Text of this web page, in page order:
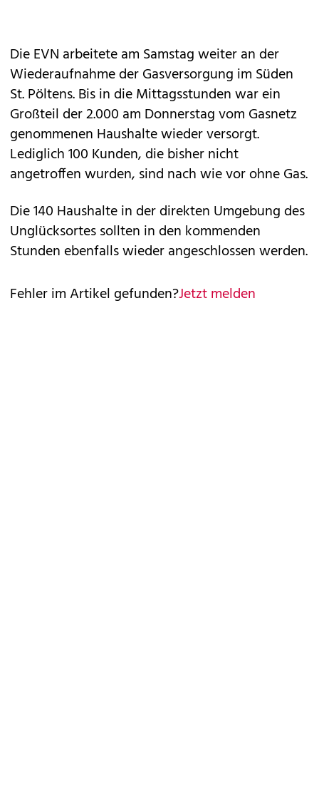
Die EVN arbeitete am Samstag weiter an der
Wiederaufnahme der Gasversorgung im Süden
St. Pöltens. Bis in die Mittagsstunden war ein
Großteil der 2.000 am Donnerstag vom Gasnetz
genommenen Haushalte wieder versorgt.
Lediglich 100 Kunden, die bisher nicht
angetroffen wurden, sind nach wie vor ohne Gas.
Die 140 Haushalte in der direkten Umgebung des
Unglücksortes sollten in den kommenden
Stunden ebenfalls wieder angeschlossen werden.
Fehler im Artikel gefunden?Jetzt melden